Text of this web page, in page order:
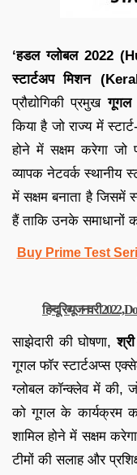
‘हडल ग्लोबल 2022
स्टार्टअप मिशन
प्रौद्योगिकी प्रमुखगूगल
किया है जो राज्य में
होने में सक्षम करेगा जो
व्यापक नेटवर्क स्थानीय
में सक्षम बनाता है जिसमें
हैं ताकि उनके समाधानों
Buy Prime Test
हिन्दू रिव्यू जनवरी
साझेदारी की घोषणा,
गूगल फॉर स्टार्टअप्स
ग्लोबल कॉन्क्लेव में की,
को गूगल के कार्यक्रम
शामिल होने में सक्षम
टीमों की सलाह और